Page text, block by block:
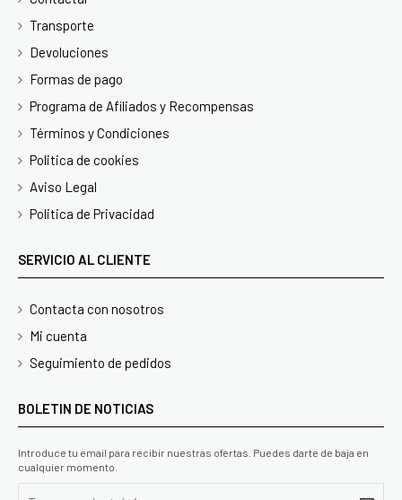
Transporte
Devoluciones
Formas de pago
Programa de Afiliados y Recompensas
Términos y Condiciones
Politica de cookies
Aviso Legal
Politica de Privacidad
SERVICIO AL CLIENTE
Contacta con nosotros
Mi cuenta
Seguimiento de pedidos
BOLETIN DE NOTICIAS
Introduce tu email para recibir nuestras ofertas. Puedes darte de baja en
cualquier momento.